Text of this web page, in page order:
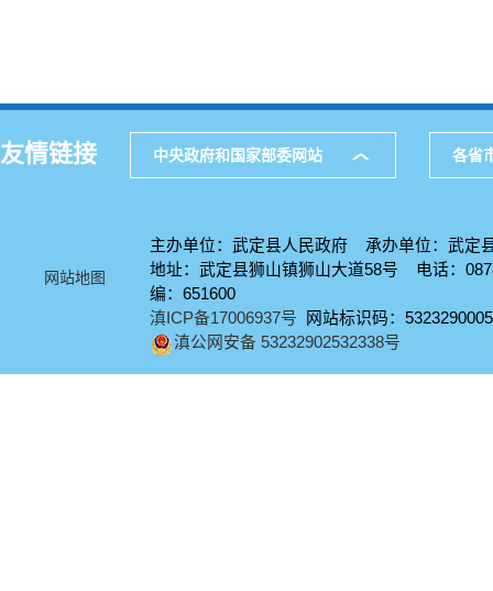
友情链接 中央政府和国家部委网站 各省
网站地图
主办单位：武定县人民政府 承办单位：武定
地址：武定县狮山镇狮山大道58号 电话：
编：651600
滇ICP备17006937号 网站标识码：5323290005
滇公网安备 53232902532338号